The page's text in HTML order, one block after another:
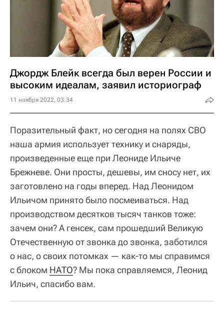
Джордж Блейк всегда был верен России и
высоким идеалам, заявил историограф
11 ноября 2022, 03:34
Поразительный факт, но сегодня на полях СВО
наша армия использует технику и снаряды,
произведенные еще при Леониде Ильиче
Брежневе. Они просты, дешевы, им сносу нет, их
заготовлено на годы вперед. Над Леонидом
Ильичом принято было посмеиваться. Над
производством десятков тысяч танков тоже:
зачем они? А генсек, сам прошедший Великую
Отечественную от звонка до звонка, заботился
о нас, о своих потомках — как-то мы справимся
с блоком НАТО? Мы пока справляемся, Леонид
Ильич, спасибо вам.